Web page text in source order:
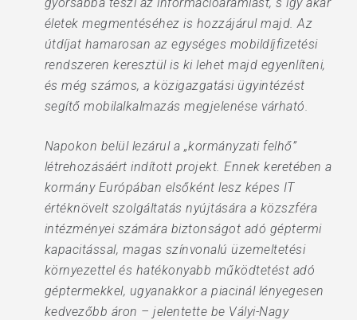
életek megmentéséhez is hozzájárul majd. Az
útdíjat hamarosan az egységes mobildíjfizetési
rendszeren keresztül is ki lehet majd egyenlíteni,
és még számos, a közigazgatási ügyintézést
segítő mobilalkalmazás megjelenése várható.
Napokon belül lezárul a „kormányzati felhő”
létrehozásáért indított projekt. Ennek keretében a
kormány Európában elsőként lesz képes IT
értéknövelt szolgáltatás nyújtására a közszféra
intézményei számára biztonságot adó géptermi
kapacitással, magas színvonalú üzemeltetési
környezettel és hatékonyabb működtetést adó
géptermekkel, ugyanakkor a piacinál lényegesen
kedvezőbb áron – jelentette be Vályi-Nagy